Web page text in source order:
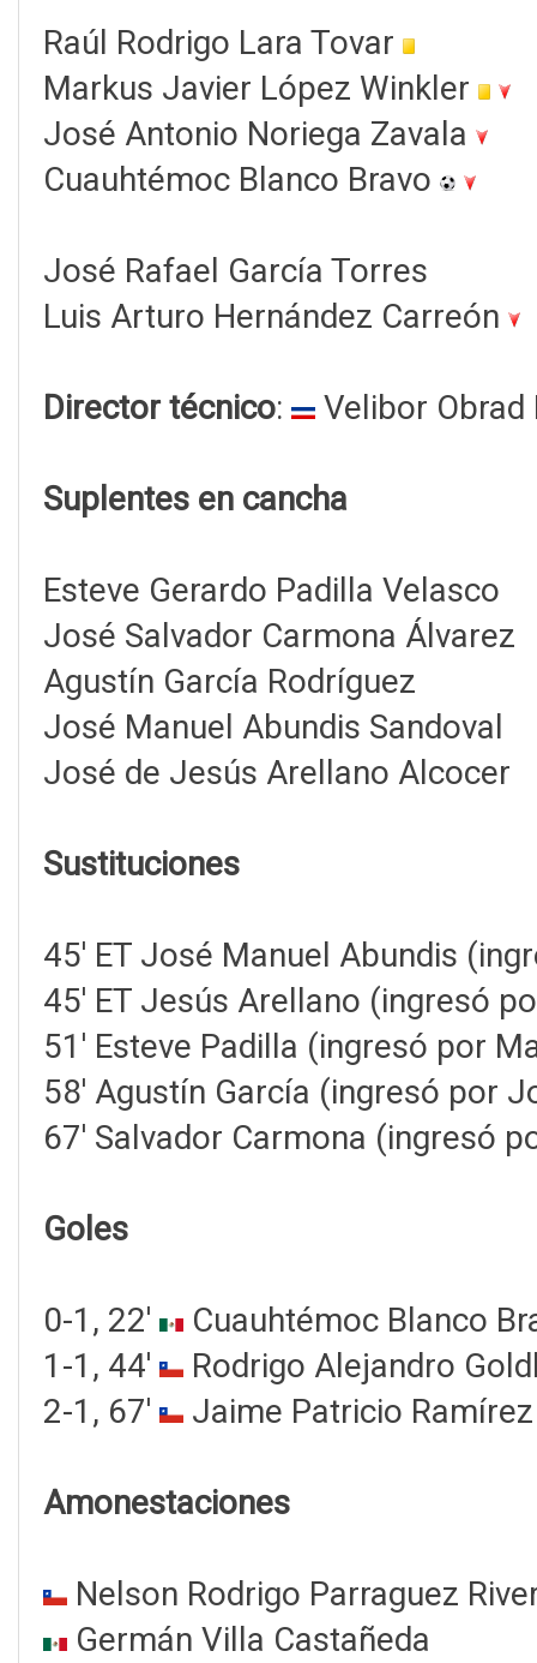
Raúl Rodrigo Lara Tovar
Markus Javier López Winkler
José Antonio Noriega Zavala
Cuauhtémoc Blanco Bravo
José Rafael García Torres
Luis Arturo Hernández Carreón
Director técnico: Velibor
Suplentes en cancha
Esteve Gerardo Padilla Velasco
José Salvador Carmona Álvarez
Agustín García Rodríguez
José Manuel Abundis Sandoval
José de Jesús Arellano Alcocer
Sustituciones
45' ET José Manuel Abundis
45' ET Jesús Arellano (ingresó
51' Esteve Padilla (ingresó por
58' Agustín García (ingresó por
67' Salvador Carmona (ingresó
Goles
0-1, 22'
Cuauhtémoc Blanco
1-1, 44'
Rodrigo Alejandro
2-1, 67'
Jaime Patricio
Amonestaciones
Nelson Rodrigo Parraguez
Germán Villa Castañeda